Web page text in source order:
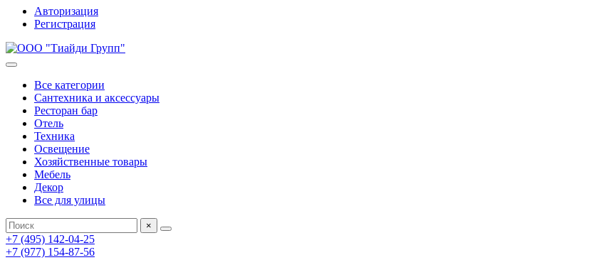
Авторизация
Регистрация
Все категории
Сантехника и аксессуары
Ресторан бар
Отель
Техника
Освещение
Хозяйственные товары
Мебель
Декор
Все для улицы
×
+7 (495) 142-04-25
+7 (977) 154-87-56